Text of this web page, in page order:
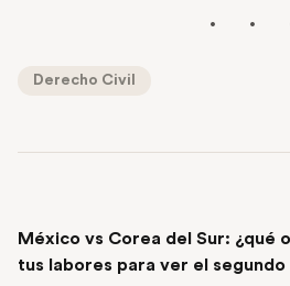
Derecho Civil
México vs Corea del Sur: ¿qué
tus labores para ver el